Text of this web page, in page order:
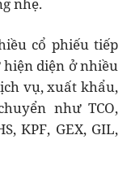
cổ phiếu tiếp
hiện diện ở nhiều
vụ, xuất khẩu,
như TCO,
KPF, GEX, GIL,